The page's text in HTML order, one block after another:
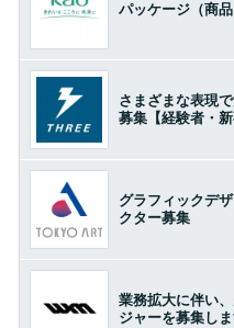
パッケージ（商
さまざまな表現
募集【経験者・新
グラフィックデ
クター募集
業務拡大に伴い
ジャーを募集しま